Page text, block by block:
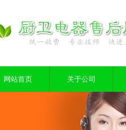
网站首页 关于公司